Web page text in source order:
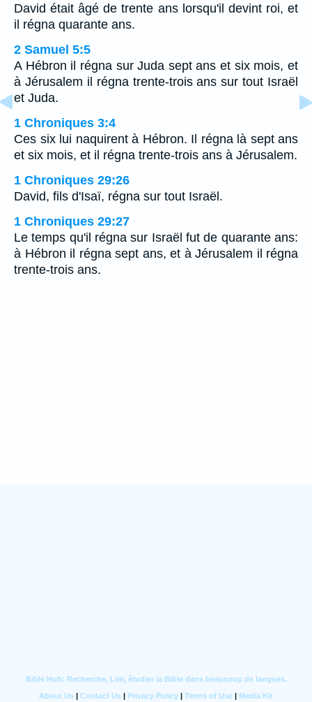
David était âgé de trente ans lorsqu'il devint roi, et
il régna quarante ans.
2 Samuel 5:5
A Hébron il régna sur Juda sept ans et six mois, et
à Jérusalem il régna trente-trois ans sur tout Israël
et Juda.
1 Chroniques 3:4
Ces six lui naquirent à Hébron. Il régna là sept ans
et six mois, et il régna trente-trois ans à Jérusalem.
1 Chroniques 29:26
David, fils d'Isaï, régna sur tout Israël.
1 Chroniques 29:27
Le temps qu'il régna sur Israël fut de quarante ans:
à Hébron il régna sept ans, et à Jérusalem il régna
trente-trois ans.